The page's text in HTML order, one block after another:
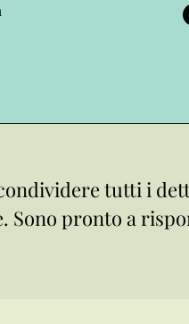
tutti i
Sono pronto a